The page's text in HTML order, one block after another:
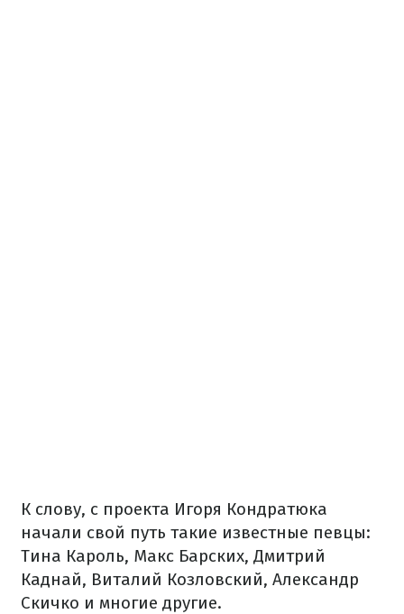
К слову, с проекта Игоря Кондратюка
начали свой путь такие известные певцы:
Тина Кароль, Макс Барских, Дмитрий
Каднай, Виталий Козловский, Александр
Скичко и многие другие.